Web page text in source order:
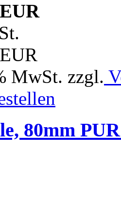
MwSt. zzgl.
80mm